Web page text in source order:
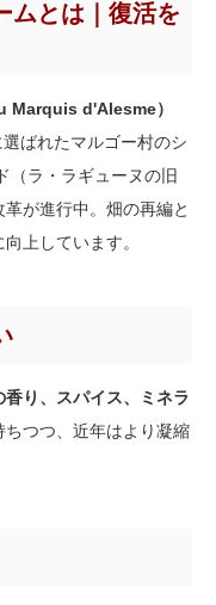
ムとは｜復活を
Marquis d'Alesme）
選ばれたマルゴー村のシ
（ラ・ラギューヌの旧
が進行中。畑の再編と
上しています。
香り、スパイス、ミネラ
つつ、近年はより凝縮